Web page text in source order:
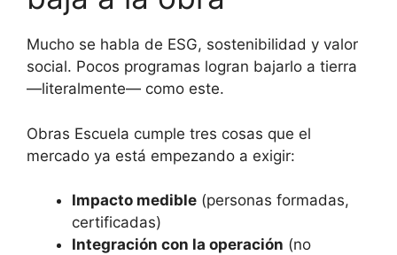
Mucho se habla de ESG, sostenibilidad y valor
social. Pocos programas logran bajarlo a tierra
—literalmente— como este.
Obras Escuela cumple tres cosas que el
mercado ya está empezando a exigir:
Impacto medible (personas formadas,
certificadas)
Integración con la operación (no